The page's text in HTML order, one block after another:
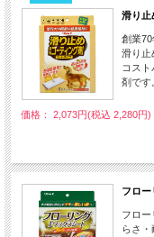
滑り止
創業
滑り止
コス
剤です
価格： 2,073円(税込 2,280円)
フロー
フロ
らさ